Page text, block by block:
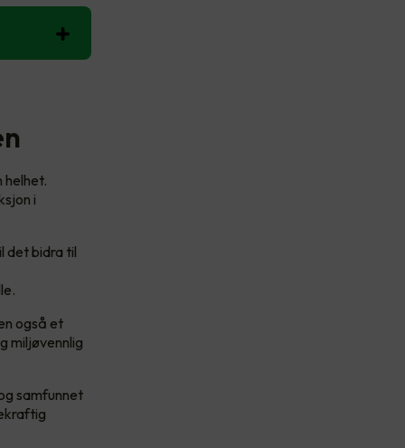
helhet.
i
det bidra til
også et
miljøvennlig
samfunnet